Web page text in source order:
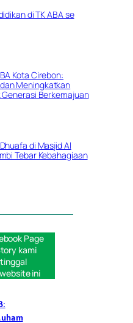
di TK ABA se
Kota Cirebon:
Meningkatkan
Berkemajuan
di Masjid Al
Tebar Kebahagiaan
Page
kami
ini